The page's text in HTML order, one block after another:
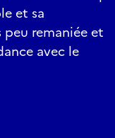
et sa
remaniée et
avec le